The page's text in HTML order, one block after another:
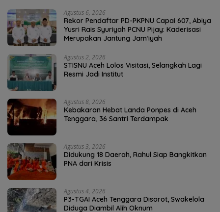
Agustus 6, 2026
Rekor Pendaftar PD-PKPNU Capai 607, Abiya
Yusri Rais Syuriyah PCNU Pijay: Kaderisasi
Merupakan Jantung Jam’iyah
Agustus 2, 2026
STISNU Aceh Lolos Visitasi, Selangkah Lagi
Resmi Jadi Institut
Agustus 8, 2026
Kebakaran Hebat Landa Ponpes di Aceh
Tenggara, 36 Santri Terdampak
Agustus 3, 2026
Didukung 18 Daerah, Rahul Siap Bangkitkan
PNA dari Krisis
Agustus 4, 2026
P3-TGAI Aceh Tenggara Disorot, Swakelola
Diduga Diambil Alih Oknum